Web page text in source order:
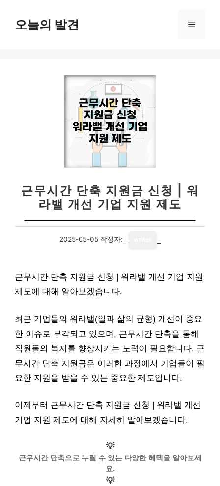
오늘의 발견 메
근무시간 단축 지원금 신청 | 워
라밸 개선 기업 지원 제도
2025-05-05 작성자:
근무시간 단축 지원금 신청 | 워라밸 개선 기업 지원
제도에 대해 알아보겠습니다.
최근 기업들의 워라밸(일과 삶의 균형) 개선이 중요
한 이슈로 부각되고 있으며, 근무시간 단축을 통해
직원들의 복지를 향상시키는 노력이 필요합니다. 근
무시간 단축 지원금은 이러한 과정에서 기업들이 필
요한 지원을 받을 수 있는 중요한 제도입니다.
이제부터 근무시간 단축 지원금 신청 | 워라밸 개선
기업 지원 제도에 대해 자세히 알아보겠습니다.
💡
근무시간 단축으로 누릴 수 있는 다양한 혜택을 알아보세
요.
💡